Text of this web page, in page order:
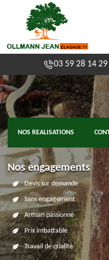
03 59 28 14 29
NOS REALISATIONS
Nos engagements
Devis sur demande
Sans engagement
Artisan passionné
Prix imbattable
Travail de qualité